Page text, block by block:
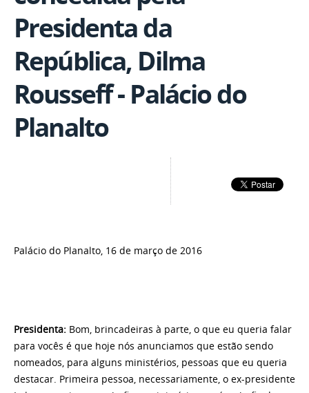
Presidenta da
República, Dilma
Rousseff - Palácio do
Planalto
Palácio do Planalto, 16 de março de 2016
Presidenta: Bom, brincadeiras à parte, o que eu queria falar
para vocês é que hoje nós anunciamos que estão sendo
nomeados, para alguns ministérios, pessoas que eu queria
destacar. Primeira pessoa, necessariamente, o ex-presidente